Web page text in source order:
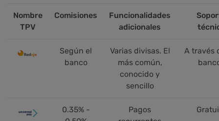
Nombre
TPV
Comisiones
Funcionalidades
adicionales
Según el
banco
Varias divisas. El
más común,
conocido y
sencillo
A través
0.35% -
Pagos